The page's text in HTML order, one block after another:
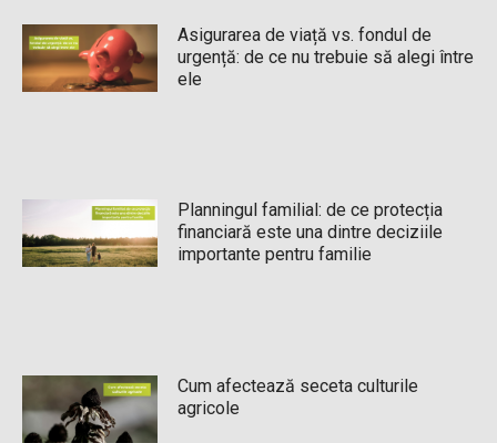
Asigurarea de viață vs. fondul de
urgență: de ce nu trebuie să alegi între
ele
Planningul familial: de ce protecția
financiară este una dintre deciziile
importante pentru familie
Cum afectează seceta culturile
agricole